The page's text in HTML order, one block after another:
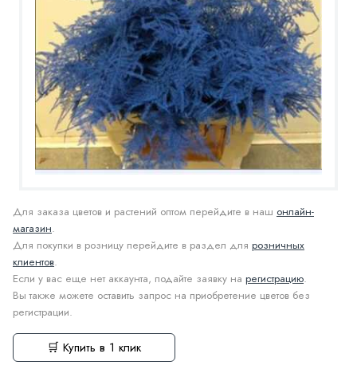
Для заказа цветов и растений оптом перейдите в наш онлайн-
магазин.
Для покупки в розницу перейдите в раздел для розничных
клиентов.
Если у вас еще нет аккаунта, подайте заявку на регистрацию.
Вы также можете оставить запрос на приобретение цветов без
регистрации.
🛒 Купить в 1 клик